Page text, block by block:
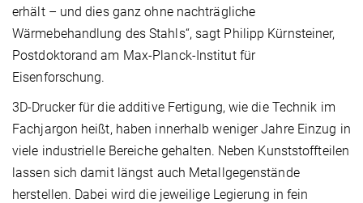
erhält – und dies ganz ohne nachträgliche
Wärmebehandlung des Stahls“, sagt Philipp Kürnsteiner,
Postdoktorand am Max-Planck-Institut für
Eisenforschung.
3D-Drucker für die additive Fertigung, wie die Technik im
Fachjargon heißt, haben innerhalb weniger Jahre Einzug in
viele industrielle Bereiche gehalten. Neben Kunststoffteilen
lassen sich damit längst auch Metallgegenstände
herstellen. Dabei wird die jeweilige Legierung in fein